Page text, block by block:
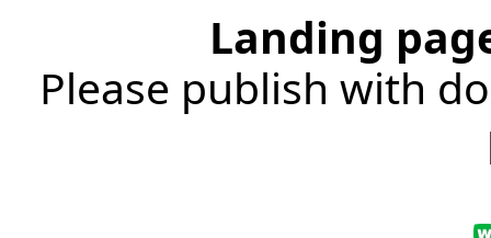
Landing
Please publish with